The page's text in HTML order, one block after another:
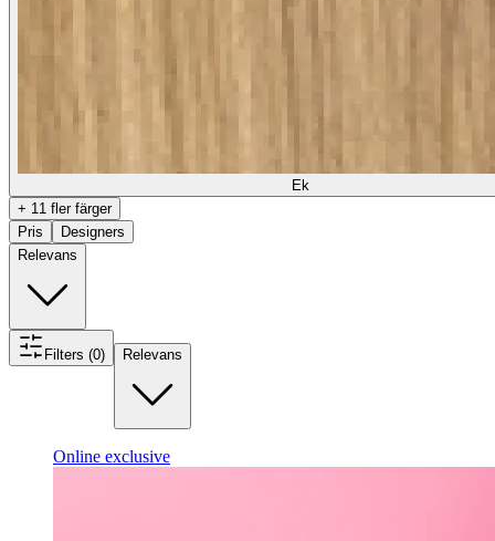
Ek
+ 11 fler färger
Pris
Designers
Relevans
Filters (0) Relevans
Online exclusive